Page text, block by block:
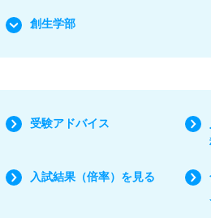
創生学部
受験アドバイス
入試結果（倍率）を見る